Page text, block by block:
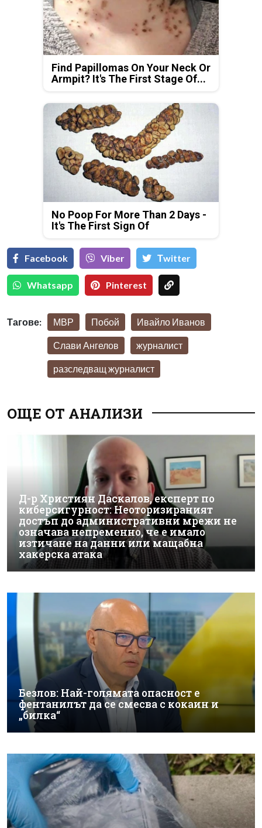
Find Papillomas On Your Neck Or
Armpit? It's The First Stage Of...
No Poop For More Than 2 Days -
It's The First Sign Of
Facebook Viber Тwitter
Whatsapp Pinterest
Тагове: МВР Побой Ивайло Иванов
Слави Ангелов журналист
разследващ журналист
ОЩЕ ОТ АНАЛИЗИ
Д-р Християн Даскалов, експерт по
киберсигурност: Неоторизираният
достъп до административни мрежи не
означава непременно, че е имало
изтичане на данни или мащабна
хакерска атака
Безлов: Най-голямата опасност е
фентанилът да се смесва с кокаин и
„билка“